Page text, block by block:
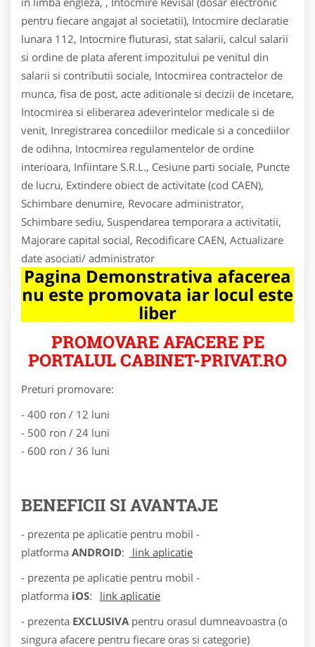
pentru fiecare angajat al societatii), Intocmire declaratie
lunara 112, Intocmire fluturasi, stat salarii, calcul salarii
si ordine de plata aferent impozitului pe venitul din
salarii si contributii sociale, Intocmirea contractelor de
munca, fisa de post, acte aditionale si decizii de incetare,
Intocmirea si eliberarea adeverintelor medicale si de
venit, Inregistrarea concediilor medicale si a concediilor
de odihna, Intocmirea regulamentelor de ordine
interioara, Infiintare S.R.L., Cesiune parti sociale, Puncte
de lucru, Extindere obiect de activitate (cod CAEN),
Schimbare denumire, Revocare administrator,
Schimbare sediu, Suspendarea temporara a activitatii,
Majorare capital social, Recodificare CAEN, Actualizare
date asociati/ administrator
Pagina Demonstrativa afacerea
nu este promovata iar locul este
liber
PROMOVARE AFACERE PE
PORTALUL CABINET-PRIVAT.RO
Preturi promovare:
- 400 ron / 12 luni
- 500 ron / 24 luni
- 600 ron / 36 luni
BENEFICII SI AVANTAJE
- prezenta pe aplicatie pentru mobil -
platforma ANDROID:
link aplicatie
- prezenta pe aplicatie pentru mobil -
platforma iOS:
link aplicatie
- prezenta EXCLUSIVA pentru orasul dumneavoastra (o
singura afacere pentru fiecare oras si categorie)